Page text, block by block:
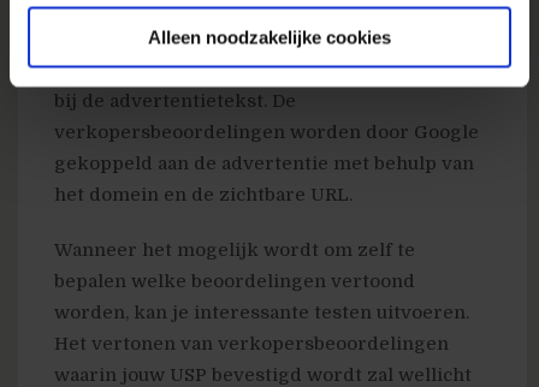
Alleen noodzakelijke cookies
Op dit moment heb je geen invloed op de
verkoperbeoordelingen die vertoond worden
bij de advertentietekst. De
verkopersbeoordelingen worden door Google
gekoppeld aan de advertentie met behulp van
het domein en de zichtbare URL.
Wanneer het mogelijk wordt om zelf te
bepalen welke beoordelingen vertoond
worden, kan je interessante testen uitvoeren.
Het vertonen van verkopersbeoordelingen
waarin jouw USP bevestigd wordt zal wellicht